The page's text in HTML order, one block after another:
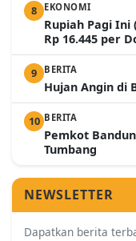
8 EKONOMI
Rupiah Pagi Ini
Rp 16.445 per
9 BERITA
Hujan Angin di
10 BERITA
Pemkot
Tumbang
NEWSLETTER
Dapatkan berita